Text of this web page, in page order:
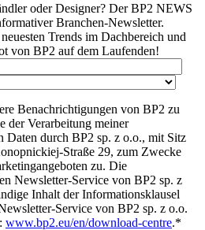
oder Designer? Der BP2 NEWS
Branchen-Newsletter.
Trends im Dachbereich und
von BP2 auf dem Laufenden!
Benachrichtigungen von BP2 zu
der Verarbeitung meiner
Daten durch BP2 sp. z o.o., mit Sitz
Straße 29, zum Zwecke
zu. Die
Newsletter-Service von BP2 sp. z
Inhalt der Informationsklausel
Service von BP2 sp. z o.o.
www.bp2.eu/en/download-centre.*